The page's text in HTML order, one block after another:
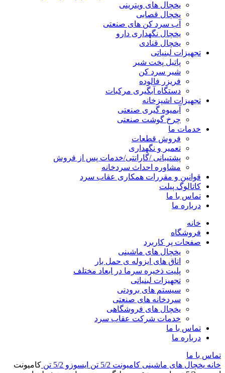
یخچال های ویترینی
یخچال قصابی
آب سرد کن های صنعتی
یخچال نگهداری دارو
یخچال قنادی
تجهیزات لبنیاتی
پاتیل پخت شیر
شیر سرد کن
فریزر فالوده
دستگاه آبگیری مرکبات
تجهیزات اشپزخانه
آبمیوه گیری صنعتی
چرخ گوشت صنعتی
خدمات ما
فروش قطعات
تعمیر و نگهداری
پشتیبانی /گارانتی/خدمات پس از فروش
مشاوره احداث سردخانه
قوانین و مقررات همکاری عقاب سرد
کاتالوگ پیلت
تماس با ما
درباره ما
خانه
فروشگاه
صفحات پر کاربرد
یخچال های ماشینی
اتاق های ایزوله ی حمل بار
پلیت ذخیره سرما در ابعاد مختلف
تجهیزات لبنیاتی
سیستم های برودتی
سردخانه های صنعتی
یخچال های فروشگاهی
خدمات شرکت عقاب سرد
تماس با ما
درباره ما
تماس با ما
خانه یخچال های ماشینی کامیونت 5/2 تن ایسوزو 5/2 تن
کامیونت